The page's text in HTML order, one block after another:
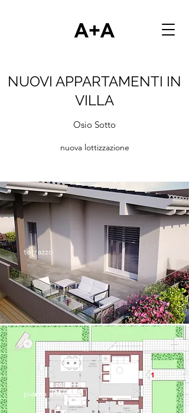
NUOVI APPARTAMENTI IN
VILLA
Osio Sotto
nuova lottizzazione
terrazzo
pianta arredata